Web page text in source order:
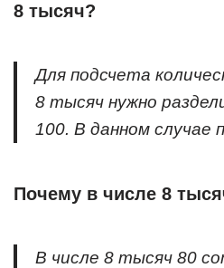
8 тысяч?
Для подсчета
8 тысяч нужно
100. В данном случае
Почему в числе 8
В числе 8 тысяч 80